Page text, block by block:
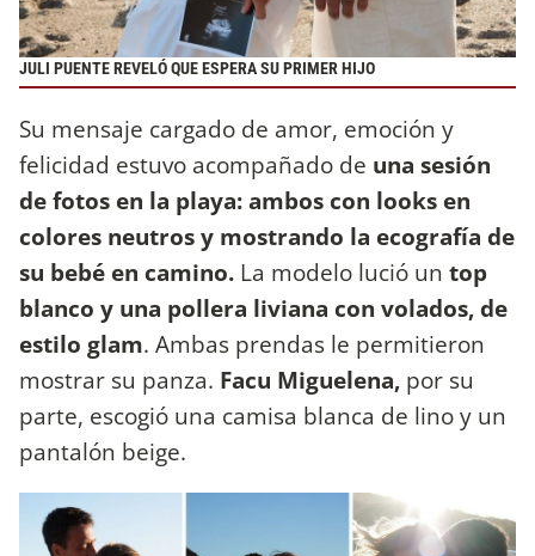
JULI PUENTE REVELÓ QUE ESPERA SU PRIMER HIJO
Su mensaje cargado de amor, emoción y
felicidad estuvo acompañado de una sesión
de fotos en la playa: ambos con looks en
colores neutros y mostrando la ecografía de
su bebé en camino. La modelo lució un top
blanco y una pollera liviana con volados, de
estilo glam. Ambas prendas le permitieron
mostrar su panza. Facu Miguelena, por su
parte, escogió una camisa blanca de lino y un
pantalón beige.